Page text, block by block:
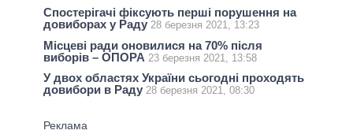
Спостерігачі фіксують перші порушення на
довиборах у Раду 28 березня 2021, 13:23
Місцеві ради оновилися на 70% після
виборів – ОПОРА 23 березня 2021, 13:58
У двох областях України сьогодні проходять
довибори в Раду 28 березня 2021, 08:30